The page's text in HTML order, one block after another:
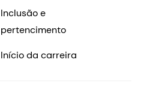
Inclusão e
pertencimento
Início da carreira